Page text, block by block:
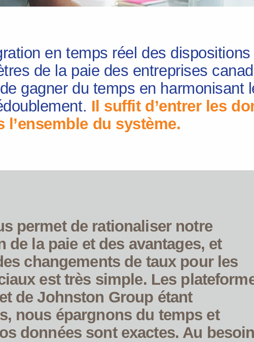
en temps réel des
de la paie des entreprises
gagner du temps en harmonisant
Il suffit d’entrer les
l’ensemble du système.
permet de rationaliser notre
de la paie et des avantages, et
changements de taux pour les
est très simple. Les
de Johnston Group étant
nous épargnons du temps et
données sont exactes. Au